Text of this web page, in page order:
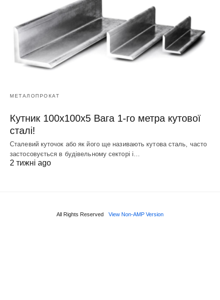
МЕТАЛОПРОКАТ
Кутник 100х100х5 Вага 1-го метра кутової
сталі!
Сталевий куточок або як його ще називають кутова сталь, часто
застосовується в будівельному секторі і…
2 тижні ago
All Rights Reserved View Non-AMP Version